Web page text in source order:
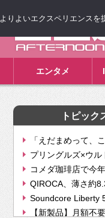
エンタメ
トピック
「えだまめって、
プリングルズ×ウル
コメダ珈琲店で今
QIROCA、薄さ約
Soundcore Liberty
【新製品】月額不
よりよいエクスペリエンス